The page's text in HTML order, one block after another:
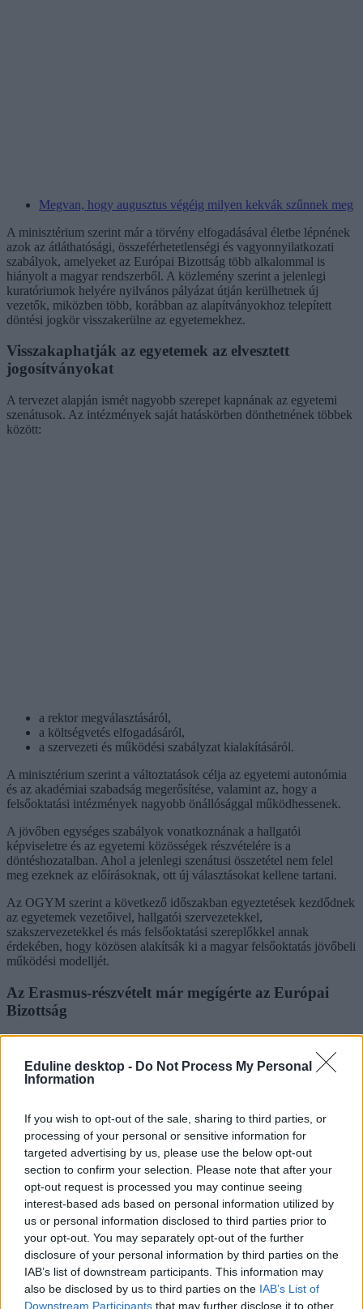
Eduline desktop - Do Not Process My Personal
Information
If you wish to opt-out of the sale, sharing to third parties, or
processing of your personal or sensitive information for
targeted advertising by us, please use the below opt-out
section to confirm your selection. Please note that after your
opt-out request is processed you may continue seeing
interest-based ads based on personal information utilized by
us or personal information disclosed to third parties prior to
your opt-out. You may separately opt-out of the further
disclosure of your personal information by third parties on the
IAB’s list of downstream participants. This information may
also be disclosed by us to third parties on the IAB’s List of
Downstream Participants that may further disclose it to other
Megvan, hogy augusztus végéig milyen kekvák szűnnek meg
A minisztérium szerint már a törvény elfogadásával életbe lépnének
azok az átláthatósági, összeférhetetlenségi és vagyonnyilatkozati
szabályok, amelyeket az Európai Bizottság több alkalommal is
hiányolt a magyar rendszerből. A közlemény szerint a jelenlegi
kuratóriumok helyére nyilvános pályázat útján kerülhetnek új
vezetők, miközben több, korábban az alapítványokhoz telepített
döntési jogkör visszakerülne az egyetemekhez.
Visszakaphatják az egyetemek az elvesztett
jogosítványokat
A tervezet alapján ismét nagyobb szerepet kapnának az egyetemi
szenátusok. Az intézmények saját hatáskörben dönthetnének többek
között:
a rektor megválasztásáról,
a költségvetés elfogadásáról,
a szervezeti és működési szabályzat kialakításáról.
A minisztérium szerint a változtatások célja az egyetemi autonómia
és az akadémiai szabadság megerősítése, valamint az, hogy a
felsőoktatási intézmények nagyobb önállósággal működhessenek.
A jövőben egységes szabályok vonatkoznának a hallgatói
képviseletre és az egyetemi közösségek részvételére is a
döntéshozatalban. Ahol a jelenlegi szenátusi összetétel nem felel
meg ezeknek az előírásoknak, ott új választásokat kellene tartani.
Az OGYM szerint a következő időszakban egyeztetések kezdődnek
az egyetemek vezetőivel, hallgatói szervezetekkel,
szakszervezetekkel és más felsőoktatási szereplőkkel annak
érdekében, hogy közösen alakítsák ki a magyar felsőoktatás jövőbeli
működési modelljét.
Az Erasmus-részvételt már megígérte az Európai
Bizottság
Bár a kormány szerint a mostani törvényjavaslat teljesíti az Európai
Bizottság által korábban megfogalmazott feltételeket, az Erasmus+
és a Horizont Európa programokhoz való teljes körű
visszacsatlakozásról végső soron az Európai Bizottságnak kell
egyeztetést követően arról beszélt, hogy a korábban kizárt magyar
egyetemek hallgatói már a 2026/2027-es tanévtől ismét részt
vehetnek az Erasmus-programban.
A következő tanévtől újra elérhető lesz az Erasmus a
magyar egyetemistáknak
Miután tárgyalt a magyar kormánnyal, Ursula von der Leyen többek
között azt is bejelentette, hogy a magyar egyetemisták ismét részt
vehetnek az Erasmusban a következő tanévtől.